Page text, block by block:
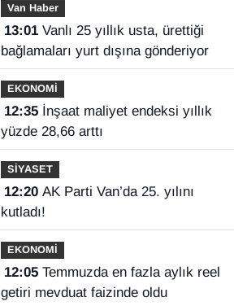
Van Haber
13:01Vanlı 25 yıllık usta, ürettiği
bağlamaları yurt dışına gönderiyor
EKONOMİ
12:35İnşaat maliyet endeksi yıllık
yüzde 28,66 arttı
SİYASET
12:20AK Parti Van’da 25. yılını
kutladı!
EKONOMİ
12:05Temmuzda en fazla aylık reel
getiri mevduat faizinde oldu